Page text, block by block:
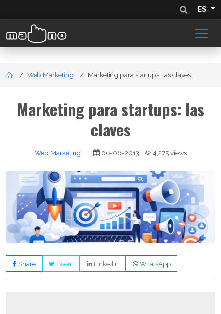
ES
Web Marketing Marketing para startups: las claves...
Marketing para startups: las
claves
Web Marketing | 06-06-2013 4,275 views
Share Tweet LinkedIn WhatsApp